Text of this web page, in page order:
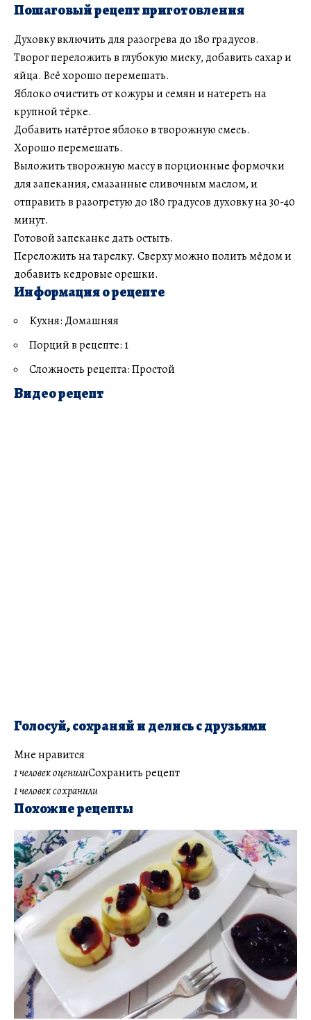
Пошаговый рецепт приготовления
Духовку включить для разогрева до 180 градусов.
Творог переложить в глубокую миску, добавить сахар и
яйца. Всё хорошо перемешать.
Яблоко очистить от кожуры и семян и натереть на
крупной тёрке.
Добавить натёртое яблоко в творожную смесь.
Хорошо перемешать.
Выложить творожную массу в порционные формочки
для запекания, смазанные сливочным маслом, и
отправить в разогретую до 180 градусов духовку на 30-40
минут.
Готовой запеканке дать остыть.
Переложить на тарелку. Сверху можно полить мёдом и
добавить кедровые орешки.
Информация о рецепте
Кухня: Домашняя
Порций в рецепте: 1
Сложность рецепта: Простой
Видео рецепт
Голосуй, сохраняй и делись с друзьями
Мне нравится
1 человек оценилиСохранить рецепт
1 человек сохранили
Похожие рецепты